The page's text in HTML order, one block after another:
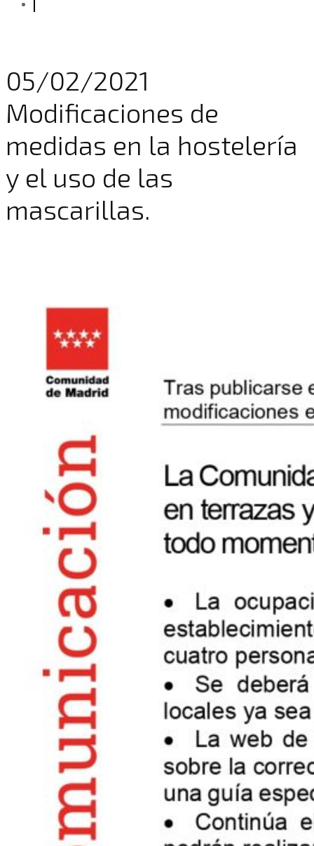
05/02/2021
Modificaciones de
medidas en la hostelería
y el uso de las
mascarillas.